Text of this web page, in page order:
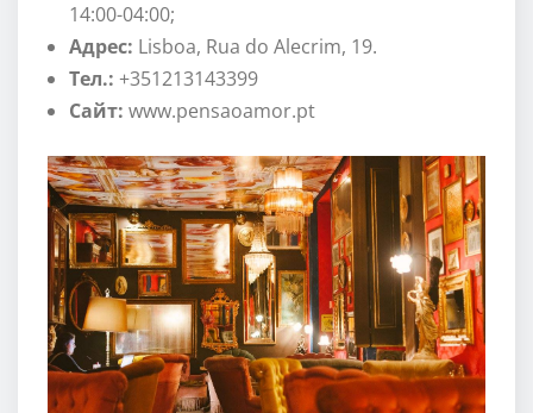
14:00-04:00;
Адрес: Lisboa, Rua do Alecrim, 19.
Тел.: +351213143399
Сайт: www.pensaoamor.pt